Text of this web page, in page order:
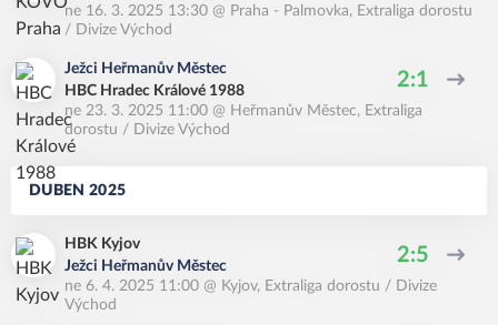
ne 16. 3. 2025 13:30 @ Praha - Palmovka, Extraliga dorostu
/ Divize Východ
Ježci Heřmanův Městec
HBC Hradec Králové 1988
2:1
ne 23. 3. 2025 11:00 @ Heřmanův Městec, Extraliga
dorostu / Divize Východ
DUBEN 2025
HBK Kyjov
Ježci Heřmanův Městec
2:5
ne 6. 4. 2025 11:00 @ Kyjov, Extraliga dorostu / Divize
Východ